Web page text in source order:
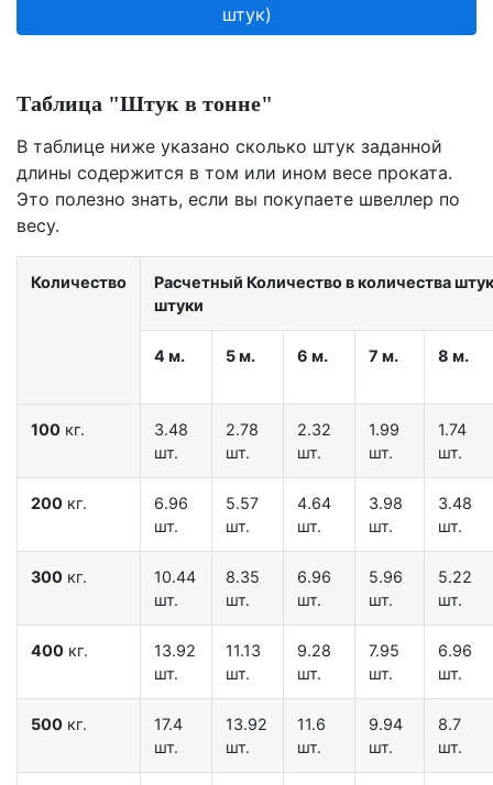
штук)
Таблица "Штук в тонне"
В таблице ниже указано сколько штук заданной
длины содержится в том или ином весе проката.
Это полезно знать, если вы покупаете швеллер по
весу.
Количество
Расчетный Количество в количества
штуки
4 м. 5 м. 6 м. 7 м. 8 м.
100 кг.
3.48
шт.
2.78
шт.
2.32
шт.
1.99
шт.
1.74
шт.
200 кг.
6.96
шт.
5.57
шт.
4.64
шт.
3.98
шт.
3.48
шт.
300 кг.
10.44
шт.
8.35
шт.
6.96
шт.
5.96
шт.
5.22
шт.
400 кг.
13.92
шт.
11.13
шт.
9.28
шт.
7.95
шт.
6.96
шт.
500 кг.
17.4
шт.
13.92
шт.
11.6
шт.
9.94
шт.
8.7
шт.